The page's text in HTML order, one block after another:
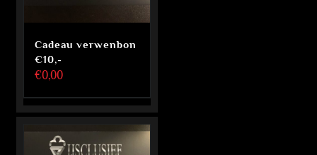
Cadeau verwenbon
€10,-
€0,00